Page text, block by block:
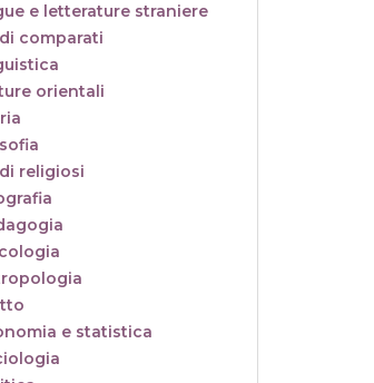
e letterature straniere
comparati
orientali
religiosi
e statistica